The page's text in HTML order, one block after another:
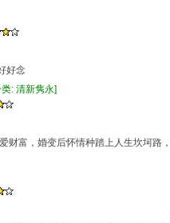
好念
: 清新隽永]
，婚变后怀情种踏上人生坎坷路